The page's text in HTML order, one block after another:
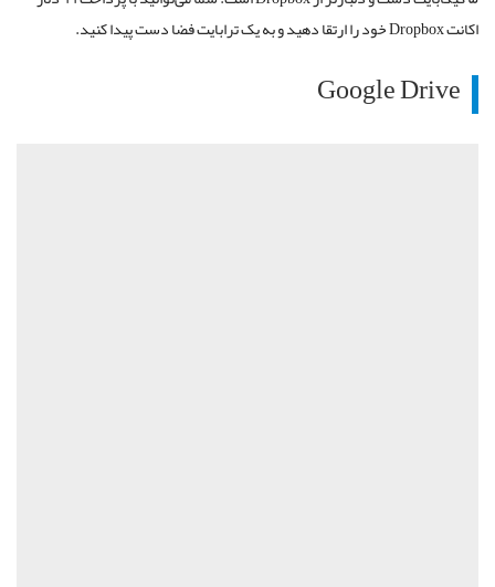
اکانت Dropbox خود را ارتقا دهید و به یک ترابایت فضا دست پیدا کنید.
Google Drive